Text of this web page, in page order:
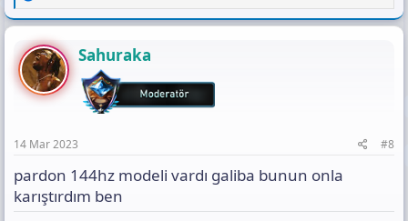
e
a
c
t
i
o
n
Sahuraka
14 Mar 2023 #8
pardon 144hz modeli vardı galiba bunun onla
karıştırdım ben